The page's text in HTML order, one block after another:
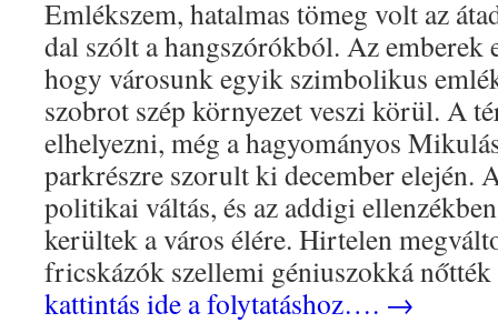
Emlékszem, hatalmas tömeg volt az
dal szólt a hangszórókból. Az emberek
hogy városunk egyik szimbolikus
szobrot szép környezet veszi körül. A
elhelyezni, még a hagyományos
parkrészre szorult ki december elején.
politikai váltás, és az addigi
kerültek a város élére. Hirtelen
fricskázók szellemi géniuszokká
kattintás ide a folytatáshoz…. →